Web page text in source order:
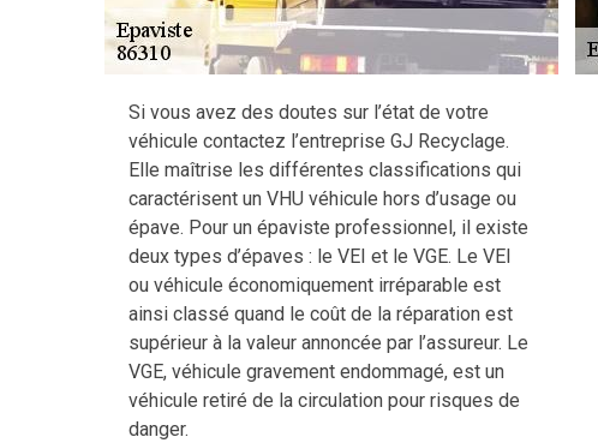
Si vous avez des doutes sur l’état de votre
véhicule contactez l’entreprise GJ Recyclage.
Elle maîtrise les différentes classifications qui
caractérisent un VHU véhicule hors d’usage ou
épave. Pour un épaviste professionnel, il existe
deux types d’épaves : le VEI et le VGE. Le VEI
ou véhicule économiquement irréparable est
ainsi classé quand le coût de la réparation est
supérieur à la valeur annoncée par l’assureur. Le
VGE, véhicule gravement endommagé, est un
véhicule retiré de la circulation pour risques de
danger.